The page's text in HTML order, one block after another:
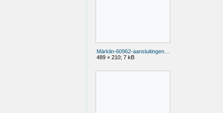
Märklin-60962-aansluitingen.png
489 × 210; 7 kB